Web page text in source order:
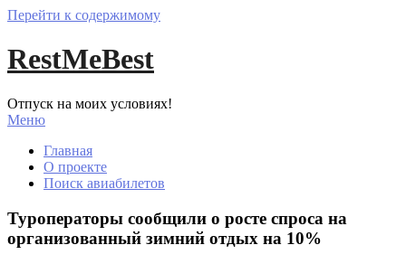
Перейти к содержимому
RestMeBest
Отпуск на моих условиях!
Меню
Главная
О проекте
Поиск авиабилетов
Туроператоры сообщили о росте спроса на
организованный зимний отдых на 10%